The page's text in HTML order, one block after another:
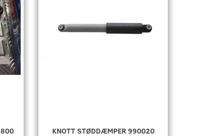
KNOTT STØDDÆMPER 990020